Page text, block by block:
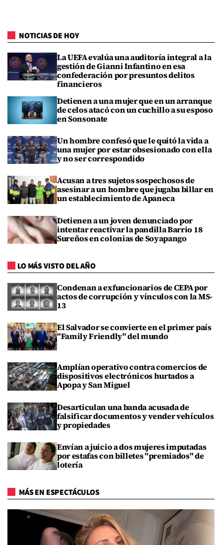
NOTICIAS DE HOY
La UEFA evalúa una auditoría integral a la
gestión de Gianni Infantino en esa
confederación por presuntos delitos
financieros
Detienen a una mujer que en un arranque
de celos atacó con un cuchillo a su esposo
en Sonsonate
Un hombre confesó que le quitó la vida a
una mujer por estar obsesionado con ella
y no ser correspondido
Acusan a tres sujetos sospechosos de
asesinar a un hombre que jugaba billar en
un establecimiento de Apaneca
Detienen a un joven denunciado por
intentar reactivar la pandilla Barrio 18
Sureños en colonias de Soyapango
LO MÁS VISTO DEL AÑO
Condenan a exfuncionarios de CEPA por
actos de corrupción y vínculos con la MS-
13
El Salvador se convierte en el primer país
"Family Friendly" del mundo
Amplían operativo contra comercios de
dispositivos electrónicos hurtados a
Apopa y San Miguel
Desarticulan una banda acusada de
falsificar documentos y vender vehículos
y propiedades
Envían a juicio a dos mujeres imputadas
por estafas con billetes "premiados" de
lotería
MÁS EN ESPECTÁCULOS